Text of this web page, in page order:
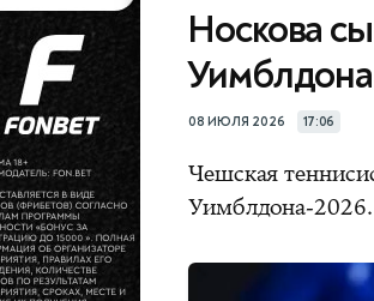
Носкова
Уимблдона
08 ИЮЛЯ 2026 17:06
Чешская
Уимблдона-2026.